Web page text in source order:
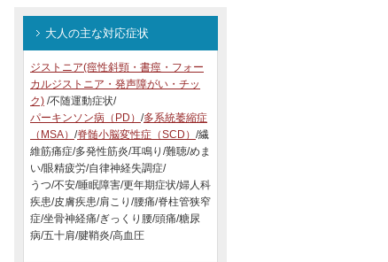
大人の主な対応症状
ジストニア(痙性斜頸・書痙・フォー
カルジストニア・発声障がい・チッ
ク) /不随運動症状/
パーキンソン病（PD） /多系統萎縮症
（MSA） /脊髄小脳変性症（SCD） /繊
維筋痛症/多発性筋炎/耳鳴り/難聴/めま
い/眼精疲労/自律神経失調症/
うつ/不安/睡眠障害/更年期症状/婦人科
疾患/皮膚疾患/肩こり/腰痛/脊柱管狭窄
症/坐骨神経痛/ぎっくり腰/頭痛/糖尿
病/五十肩/腱鞘炎/高血圧